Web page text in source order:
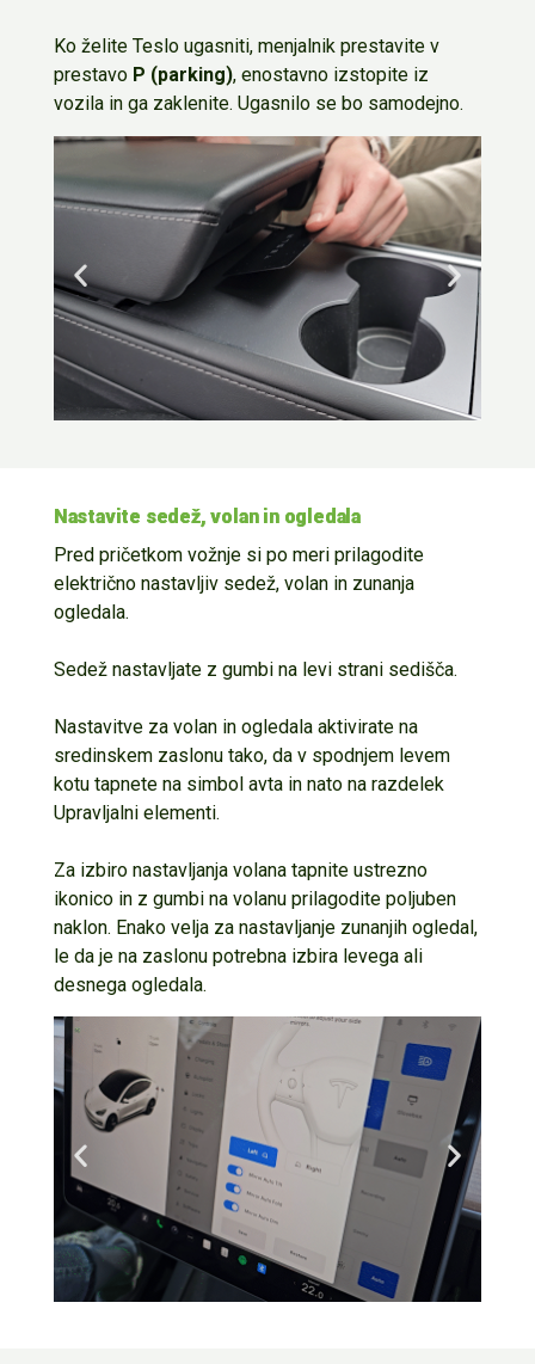
Ko želite Teslo ugasniti, menjalnik prestavite v
prestavo P (parking), enostavno izstopite iz
vozila in ga zaklenite. Ugasnilo se bo samodejno.
Nastavite sedež, volan in ogledala
Pred pričetkom vožnje si po meri prilagodite
električno nastavljiv sedež, volan in zunanja
ogledala.
Sedež nastavljate z gumbi na levi strani sedišča.
Nastavitve za volan in ogledala aktivirate na
sredinskemzaslonutako, da v spodnjem levem
kotu tapnete na simbol avta in nato narazdelek
Upravljalnielementi.
Za izbiro nastavljanja volana tapnite ustrezno
ikonicoin z gumbi na volanu prilagoditepoljuben
naklon. Enako velja za nastavljanje zunanjih ogledal,
le da je na zaslonu potrebna izbira levega ali
desnega ogledala.